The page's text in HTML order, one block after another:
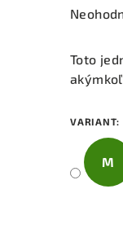
produktu
je
0,0
5
Toto
VARIANT:
M